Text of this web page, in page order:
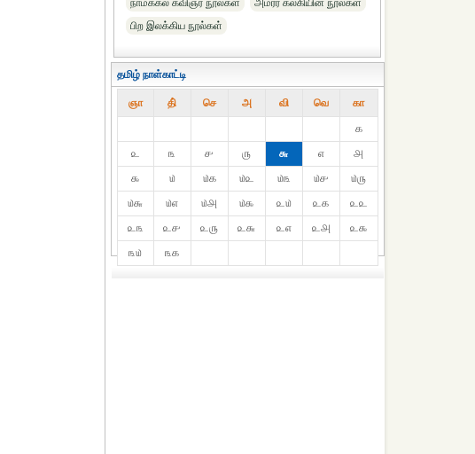
நாமக்கல் கவிஞர் நூல்கள்
அமரர் கல்கியின் நூல்கள்
பிற இலக்கிய நூல்கள்
தமிழ் நாள்காட்டி
ஞா தி் செ அ வி வெ கா
௧
௨
௩ ௪ ௫ ௬ ௭
௮
௯
௰ ௰௧ ௰௨ ௰௩ ௰௪
௰௫
௰௬
௰௭ ௰௮ ௰௯ ௨௰ ௨௧
௨௨
௨௩
௨௪ ௨௫ ௨௬ ௨௭ ௨௮
௨௯
௩௰
௩௧